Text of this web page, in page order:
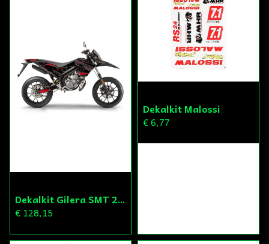
Dekalkit Gilera SMT 2018-
€ 128,15
Dekalkit Malossi
€ 6,77